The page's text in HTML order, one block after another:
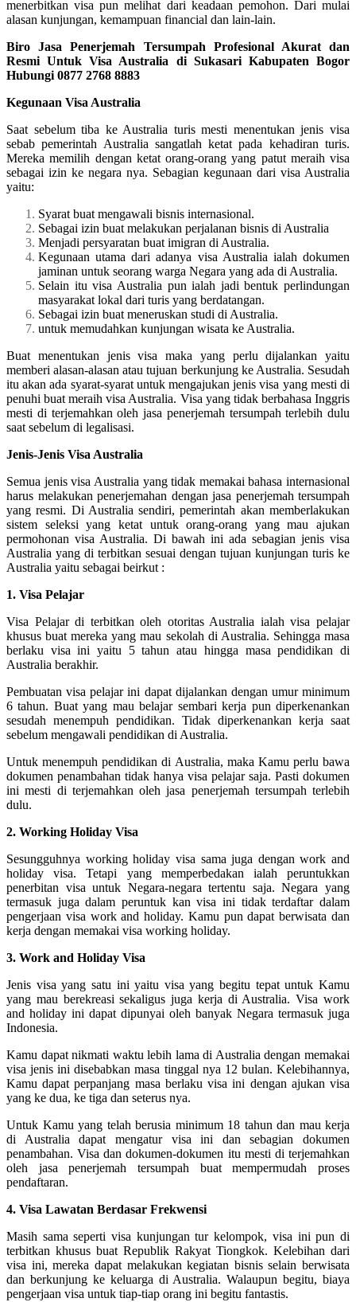
menerbitkan visa pun melihat dari keadaan pemohon. Dari mulai
alasan kunjungan, kemampuan financial dan lain-lain.
Biro Jasa Penerjemah Tersumpah Profesional Akurat dan
Resmi Untuk Visa Australia di Sukasari Kabupaten Bogor
Hubungi 0877 2768 8883
Kegunaan Visa Australia
Saat sebelum tiba ke Australia turis mesti menentukan jenis visa
sebab pemerintah Australia sangatlah ketat pada kehadiran turis.
Mereka memilih dengan ketat orang-orang yang patut meraih visa
sebagai izin ke negara nya. Sebagian kegunaan dari visa Australia
yaitu:
Syarat buat mengawali bisnis internasional.
Sebagai izin buat melakukan perjalanan bisnis di Australia
Menjadi persyaratan buat imigran di Australia.
Kegunaan utama dari adanya visa Australia ialah dokumen
jaminan untuk seorang warga Negara yang ada di Australia.
Selain itu visa Australia pun ialah jadi bentuk perlindungan
masyarakat lokal dari turis yang berdatangan.
Sebagai izin buat meneruskan studi di Australia.
untuk memudahkan kunjungan wisata ke Australia.
Buat menentukan jenis visa maka yang perlu dijalankan yaitu
memberi alasan-alasan atau tujuan berkunjung ke Australia. Sesudah
itu akan ada syarat-syarat untuk mengajukan jenis visa yang mesti di
penuhi buat meraih visa Australia. Visa yang tidak berbahasa Inggris
mesti di terjemahkan oleh jasa penerjemah tersumpah terlebih dulu
saat sebelum di legalisasi.
Jenis-Jenis Visa Australia
Semua jenis visa Australia yang tidak memakai bahasa internasional
harus melakukan penerjemahan dengan jasa penerjemah tersumpah
yang resmi. Di Australia sendiri, pemerintah akan memberlakukan
sistem seleksi yang ketat untuk orang-orang yang mau ajukan
permohonan visa Australia. Di bawah ini ada sebagian jenis visa
Australia yang di terbitkan sesuai dengan tujuan kunjungan turis ke
Australia yaitu sebagai beirkut :
1. Visa Pelajar
Visa Pelajar di terbitkan oleh otoritas Australia ialah visa pelajar
khusus buat mereka yang mau sekolah di Australia. Sehingga masa
berlaku visa ini yaitu 5 tahun atau hingga masa pendidikan di
Australia berakhir.
Pembuatan visa pelajar ini dapat dijalankan dengan umur minimum
6 tahun. Buat yang mau belajar sembari kerja pun diperkenankan
sesudah menempuh pendidikan. Tidak diperkenankan kerja saat
sebelum mengawali pendidikan di Australia.
Untuk menempuh pendidikan di Australia, maka Kamu perlu bawa
dokumen penambahan tidak hanya visa pelajar saja. Pasti dokumen
ini mesti di terjemahkan oleh jasa penerjemah tersumpah terlebih
dulu.
2. Working Holiday Visa
Sesungguhnya working holiday visa sama juga dengan work and
holiday visa. Tetapi yang memperbedakan ialah peruntukkan
penerbitan visa untuk Negara-negara tertentu saja. Negara yang
termasuk juga dalam peruntuk kan visa ini tidak terdaftar dalam
pengerjaan visa work and holiday. Kamu pun dapat berwisata dan
kerja dengan memakai visa working holiday.
3. Work and Holiday Visa
Jenis visa yang satu ini yaitu visa yang begitu tepat untuk Kamu
yang mau berekreasi sekaligus juga kerja di Australia. Visa work
and holiday ini dapat dipunyai oleh banyak Negara termasuk juga
Indonesia.
Kamu dapat nikmati waktu lebih lama di Australia dengan memakai
visa jenis ini disebabkan masa tinggal nya 12 bulan. Kelebihannya,
Kamu dapat perpanjang masa berlaku visa ini dengan ajukan visa
yang ke dua, ke tiga dan seterus nya.
Untuk Kamu yang telah berusia minimum 18 tahun dan mau kerja
di Australia dapat mengatur visa ini dan sebagian dokumen
penambahan. Visa dan dokumen-dokumen itu mesti di terjemahkan
oleh jasa penerjemah tersumpah buat mempermudah proses
pendaftaran.
4. Visa Lawatan Berdasar Frekwensi
Masih sama seperti visa kunjungan tur kelompok, visa ini pun di
terbitkan khusus buat Republik Rakyat Tiongkok. Kelebihan dari
visa ini, mereka dapat melakukan kegiatan bisnis selain berwisata
dan berkunjung ke keluarga di Australia. Walaupun begitu, biaya
pengerjaan visa untuk tiap-tiap orang ini begitu fantastis.